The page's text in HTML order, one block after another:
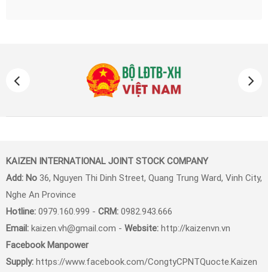
KAIZEN INTERNATIONAL JOINT STOCK COMPANY
Add: No 36, Nguyen Thi Dinh Street, Quang Trung Ward, Vinh City,
Nghe An Province
Hotline: 0979.160.999 - CRM: 0982.943.666
Email: kaizen.vh@gmail.com - Website: http://kaizenvn.vn
Facebook Manpower
Supply: https://www.facebook.com/CongtyCPNTQuocte.Kaizen